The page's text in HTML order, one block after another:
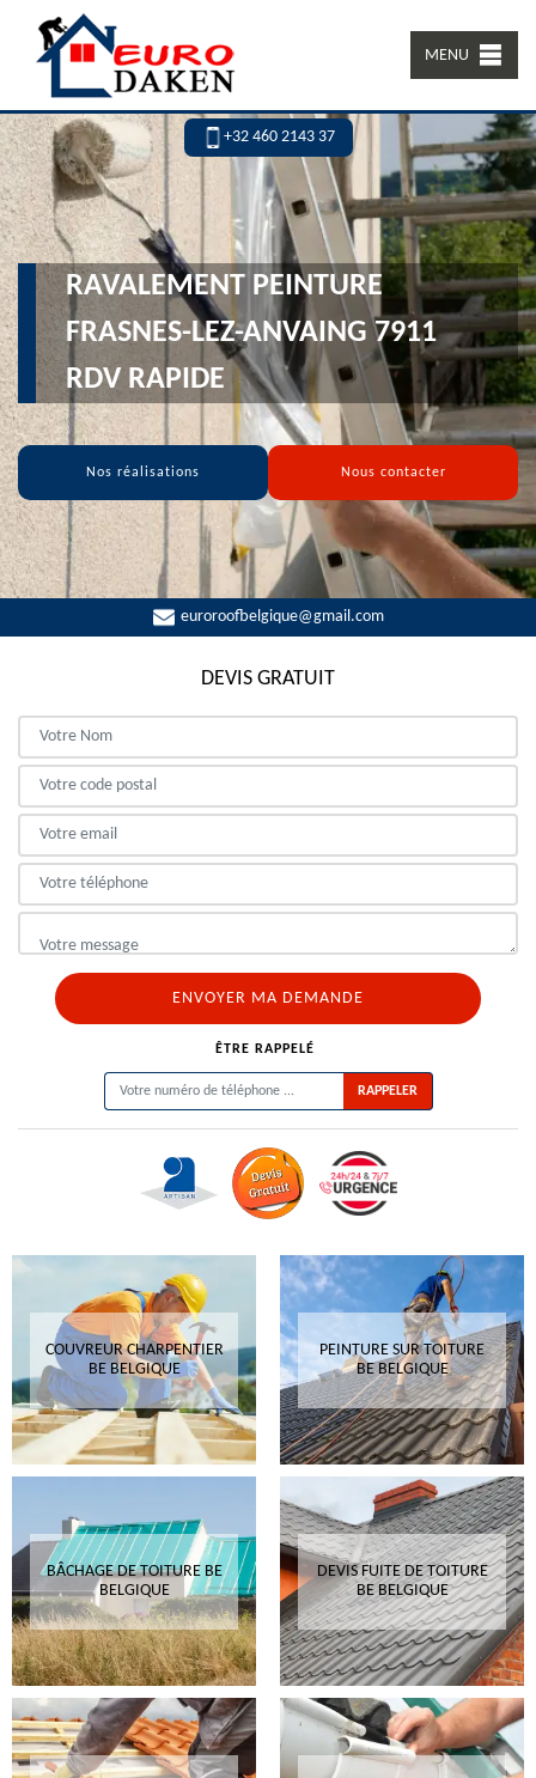
MENU
+32 460 2143 37
RAVALEMENT PEINTURE
FRASNES-LEZ-ANVAING 7911
RDV RAPIDE
Nos réalisations Nous contacter
euroroofbelgique@gmail.com
DEVIS GRATUIT
ÊTRE RAPPELÉ
COUVREUR CHARPENTIER
BE BELGIQUE
PEINTURE SUR TOITURE
BE BELGIQUE
BÂCHAGE DE TOITURE BE
BELGIQUE
DEVIS FUITE DE TOITURE
BE BELGIQUE